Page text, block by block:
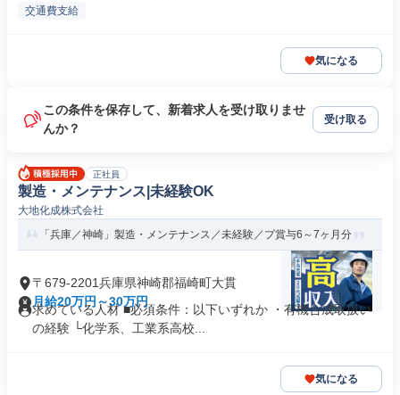
交通費支給
気になる
この条件を保存して、新着求人を受け取りませ
んか？
受け取る
正社員
製造・メンテナンス|未経験OK
大地化成株式会社
「兵庫／神崎」製造・メンテナンス／未経験／プ賞与6～7ヶ月分
〒679-2201兵庫県神崎郡福崎町大貫
月給20万円～30万円
求めている人材 ■必須条件：以下いずれか ・有機合成取扱い
の経験 └化学系、工業系高校...
気になる